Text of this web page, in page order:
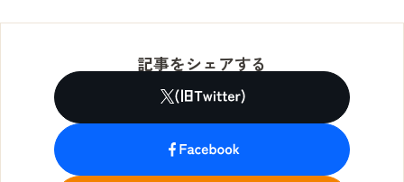
記事をシェアする